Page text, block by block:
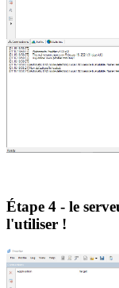
Étape 4 - le
l'utiliser !